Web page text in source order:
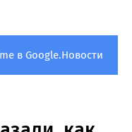
в Google.Новости